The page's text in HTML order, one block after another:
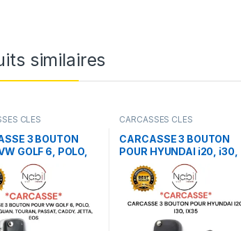
similaires
CLES
3 BOUTON
GOLF 6, POLO,
TIGUAN,
PASSAT,
JETTA, EOS
CARCASSES CLES
CARCASSE 3 BOUTON
POUR HYUNDAI i20, i30,
IX35